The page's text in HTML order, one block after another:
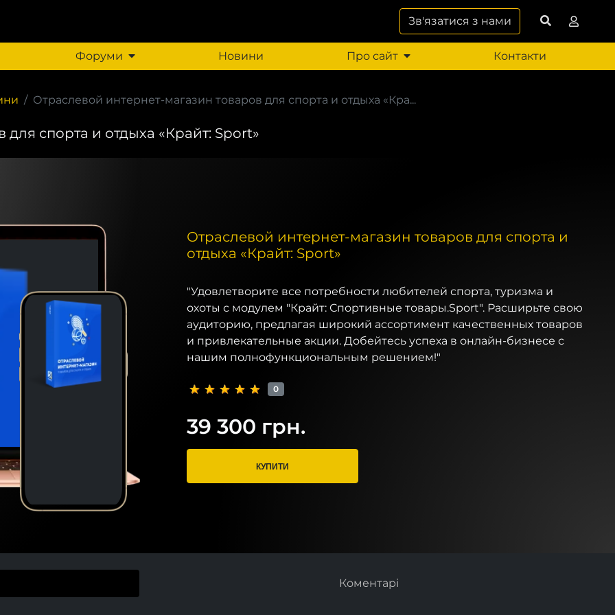
Зв'язатися з нами
Форуми Новини Про сайт Контакти
Отраслевой интернет-магазин товаров для спорта и отдыха «Кра...
спорта и отдыха «Крайт: Sport»
Отраслевой интернет-магазин товаров для спорта и
отдыха «Крайт: Sport»
"Удовлетворите все потребности любителей спорта, туризма и
охоты с модулем "Крайт: Спортивные товары.Sport". Расширьте свою
аудиторию, предлагая широкий ассортимент качественных товаров
и привлекательные акции. Добейтесь успеха в онлайн-бизнесе с
нашим полнофункциональным решением!"
0
39 300 грн.
КУПИТИ
Коментарі